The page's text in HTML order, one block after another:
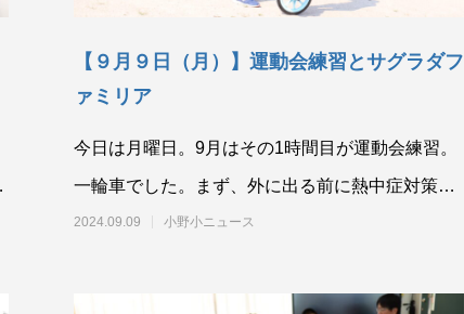
【９月９日（月）】運動会練習とサグラダフ
ァミリア
今日は月曜日。9月はその1時間目が運動会練習。
一輪車でした。まず、外に出る前に熱中症対策で
す。水分補給と首への保冷剤入りタオルづくりで
2024.09.09 小野小ニュース